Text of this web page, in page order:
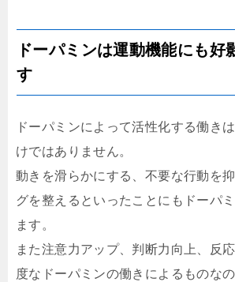
ドーパミンは運動機能にも好
す
ドーパミンによって活性化する働き
けではありません。
動きを滑らかにする、不要な行動を
グを整えるといったことにもドーパ
ます。
また注意力アップ、判断力向上、反
度なドーパミンの働きによるものな